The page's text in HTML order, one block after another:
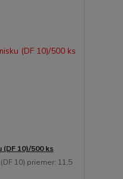
10)/500 ks
10) priemer: 11,5